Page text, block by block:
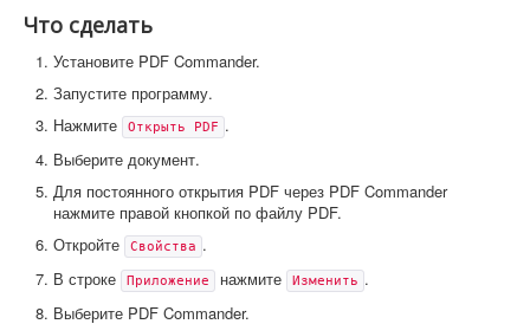
Что сделать
Установите PDF Commander.
Запустите программу.
Нажмите
Открыть PDF .
Выберите документ.
Для постоянного открытия PDF через PDF Commander
нажмите правой кнопкой по файлу PDF.
Откройте
Свойства .
В строке
Приложение нажмите Изменить .
Выберите PDF Commander.